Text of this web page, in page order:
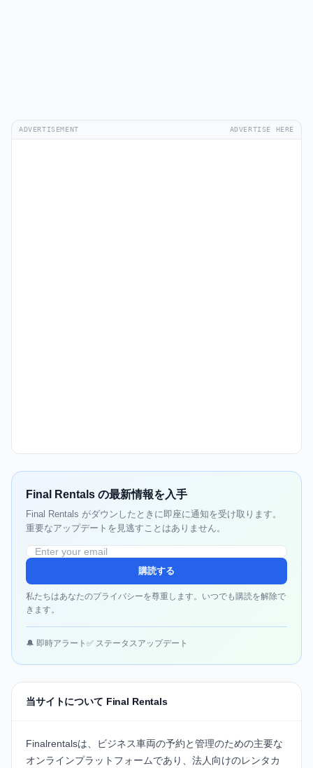
ADVERTISEMENT ADVERTISE HERE
Final Rentals の最新情報を入手
Final Rentals がダウンしたときに即座に通知を受け取ります。
重要なアップデートを見逃すことはありません。
購読する
私たちはあなたのプライバシーを尊重します。いつでも購読を解除で
きます。
🔔 即時アラート ✅ ステータスアップデート
当サイトについて Final Rentals
Finalrentalsは、ビジネス車両の予約と管理のための主要な
オンラインプラットフォームであり、法人向けのレンタカ